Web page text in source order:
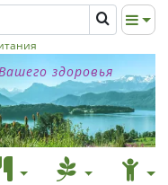
здоровья